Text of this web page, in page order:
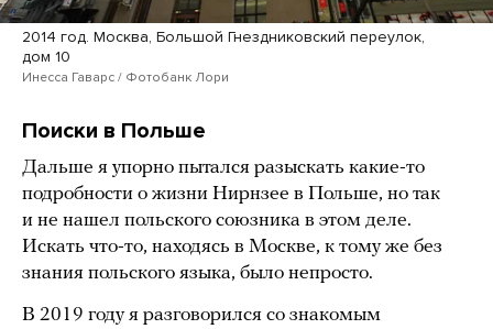
2014 год. Москва, Большой Гнездниковский переулок,
дом 10
Инесса Гаварс / Фотобанк Лори
Поиски в Польше
Дальше я упорно пытался разыскать какие-то
подробности о жизни Нирнзее в Польше, но так
и не нашел польского союзника в этом деле.
Искать что-то, находясь в Москве, к тому же без
знания польского языка, было непросто.
В 2019 году я разговорился со знакомым